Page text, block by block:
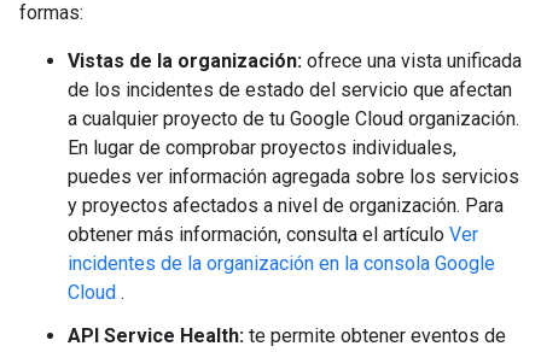
formas:
Vistas de la organización: ofrece una vista unificada
de los incidentes de estado del servicio que afectan
a cualquier proyecto de tu Google Cloud organización.
En lugar de comprobar proyectos individuales,
puedes ver información agregada sobre los servicios
y proyectos afectados a nivel de organización. Para
obtener más información, consulta el artículo Ver
incidentes de la organización en la consola Google
Cloud .
API Service Health: te permite obtener eventos de